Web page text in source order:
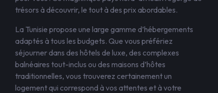
trésors à découvrir, le tout à des prix abordables.
La Tunisie propose une large gamme d’hébergements
adaptés à tous les budgets. Que vous préfériez
séjourner dans des hôtels de luxe, des complexes
balnéaires tout-inclus ou des maisons d’hôtes
traditionnelles, vous trouverez certainement un
logement qui correspond à vos attentes et à votre